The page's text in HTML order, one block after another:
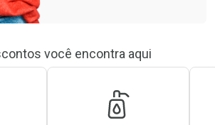
você encontra aqui